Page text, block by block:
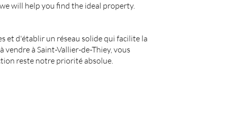
will help you find the ideal property.
et d'établir un réseau solide qui facilite la
à Saint-Vallier-de-Thiey, vous
reste notre priorité absolue.